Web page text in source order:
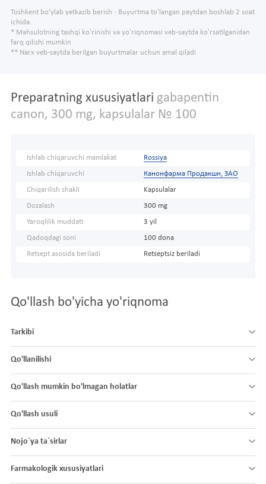
Toshkent bo'ylab yetkazib berish - Buyurtma to'langan paytdan boshlab 2 soat
ichida.
* Mahsulotning tashqi ko'rinishi va yo'riqnomasi veb-saytda ko'rsatilganidan
farq qilishi mumkin
** Narx veb-saytda berilgan buyurtmalar uchun amal qiladi
Preparatning xususiyatlari gabapentin
canon, 300 mg, kapsulalar № 100
Ishlab chiqaruvchi mamlakat Rossiya
Ishlab chiqaruvchi Канонфарма Продакшн, ЗАО
Chiqarilish shakli Kapsulalar
Dozalash 300 mg
Yaroqlilik muddati 3 yil
Qadoqdagi soni 100 dona
Retsept asosida beriladi Retseptsiz beriladi
Qo'llash bo'yicha yo'riqnoma
Tarkibi
Qo'llanilishi
Qo'llash mumkin bo'lmagan holatlar
Qo'llash usuli
Nojo´ya ta´sirlar
Farmakologik xususiyatlari